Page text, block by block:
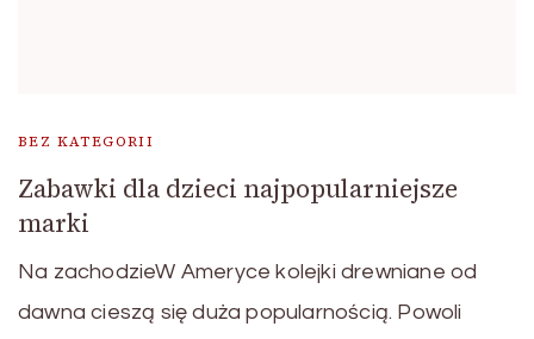
BEZ KATEGORII
Zabawki dla dzieci najpopularniejsze
marki
Na zachodzieW Ameryce kolejki drewniane od
dawna cieszą się duża popularnością. Powoli